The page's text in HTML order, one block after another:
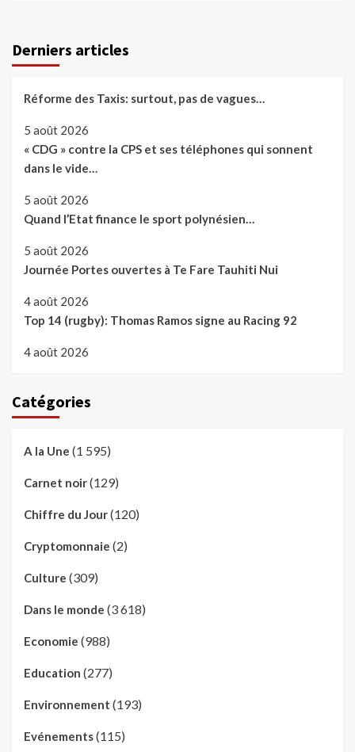
Derniers articles
Réforme des Taxis: surtout, pas de vagues…
5 août 2026
« CDG » contre la CPS et ses téléphones qui sonnent
dans le vide…
5 août 2026
Quand l’Etat finance le sport polynésien…
5 août 2026
Journée Portes ouvertes à Te Fare Tauhiti Nui
4 août 2026
Top 14 (rugby): Thomas Ramos signe au Racing 92
4 août 2026
Catégories
A la Une (1 595)
Carnet noir(129)
Chiffre du Jour(120)
Cryptomonnaie (2)
Culture (309)
Dans le monde (3 618)
Economie (988)
Education (277)
Environnement (193)
Evénements(115)